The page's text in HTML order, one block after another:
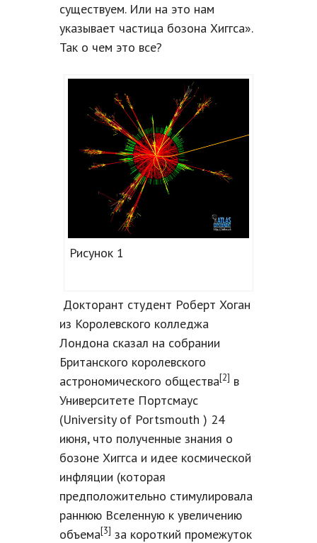
существуем. Или на это нам
указывает частица бозона Хиггса».
Так о чем это все?
Рисунок 1
Докторант студент Роберт Хоган
из Королевского колледжа
Лондона сказал на собрании
Британского королевского
астрономического общества[2] в
Университете Портсмаус
(University of Portsmouth ) 24
июня, что полученные знания о
бозоне Хиггса и идее космической
инфляции (которая
предположительно стимулировала
раннюю Вселенную к увеличению
объема[3] за короткий промежуток